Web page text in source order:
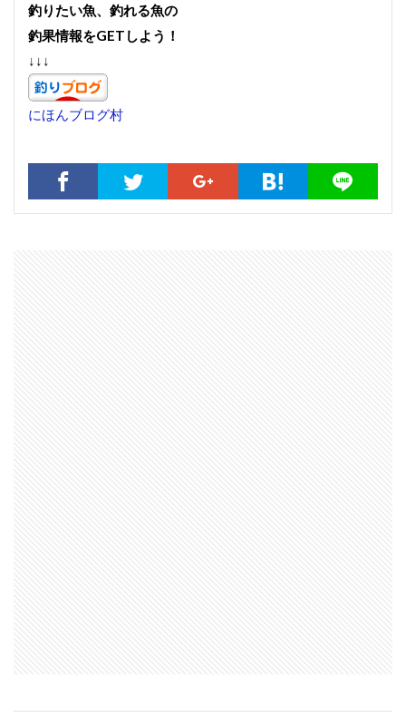
釣りたい魚、釣れる魚の
釣果情報をGETしよう！
↓↓↓
にほんブログ村